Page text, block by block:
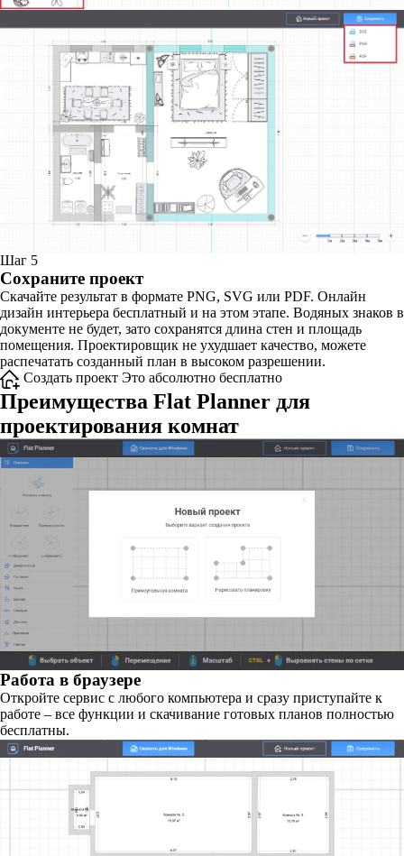
Шаг 5
Сохраните проект
Скачайте результат в формате PNG, SVG или PDF. Онлайн
дизайн интерьера бесплатный и на этом этапе. Водяных знаков в
документе не будет, зато сохранятся длина стен и площадь
помещения. Проектировщик не ухудшает качество, можете
распечатать созданный план в высоком разрешении.
Создать проект Это абсолютно бесплатно
Преимущества Flat Planner для
проектирования комнат
Работа в браузере
Откройте сервис с любого компьютера и сразу приступайте к
работе – все функции и скачивание готовых планов полностью
бесплатны.